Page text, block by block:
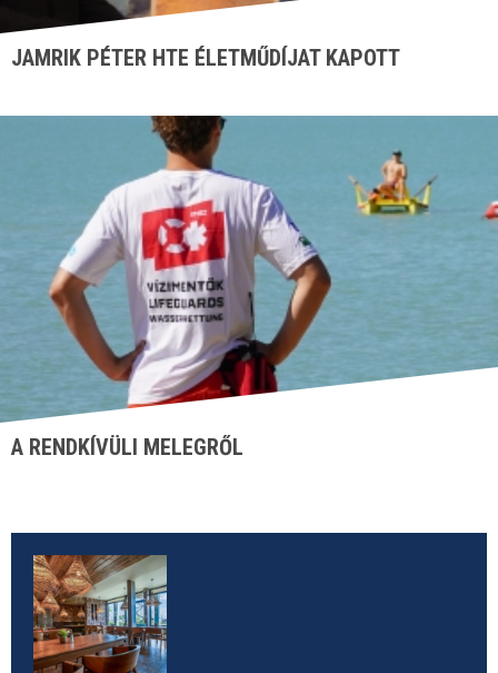
JAMRIK PÉTER HTE ÉLETMŰDÍJAT KAPOTT
A RENDKÍVÜLI MELEGRŐL